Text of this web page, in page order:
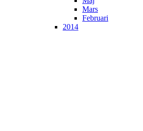
Mars
Februari
2014